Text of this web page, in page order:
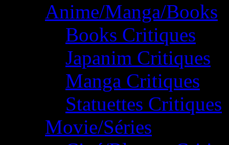
Anime/Manga/Books
Books Critiques
Japanim Critiques
Manga Critiques
Statuettes Critiques
Movie/Séries